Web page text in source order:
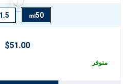
50
ml
$51.00
متوفر